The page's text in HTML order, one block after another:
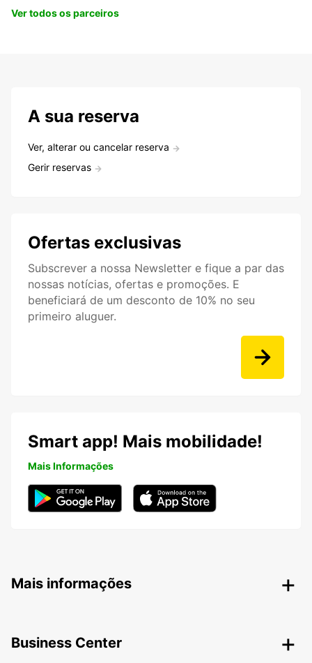
Ver todos os parceiros
A sua reserva
Ver, alterar ou cancelar reserva
Gerir reservas
Ofertas exclusivas
Subscrever a nossa Newsletter e fique a par das
nossas notícias, ofertas e promoções. E
beneficiará de um desconto de 10% no seu
primeiro aluguer.
Smart app! Mais mobilidade!
Mais Informações
Mais informações
Business Center